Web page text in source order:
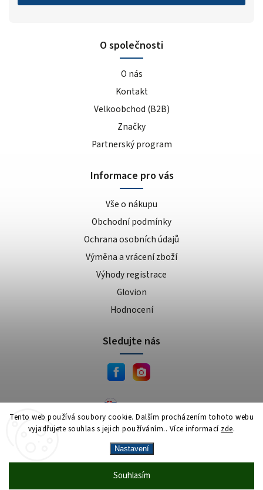
Tento web používá soubory cookie. Dalším procházením tohoto webu
vyjadřujete souhlas s jejich používáním.. Více informací zde.
Nastavení
Souhlasím
Vrácení zboží zdarma— celý srpen bez
O společnosti
O nás
Kontakt
Velkoobchod (B2B)
Značky
Partnerský program
Informace pro vás
Vše o nákupu
Obchodní podmínky
Ochrana osobních údajů
Výměna a vrácení zboží
Výhody registrace
Glovion
Hodnocení
Sledujte nás
JEMA.sk
Copyright 2026JEMA.cz. Všechna práva vyhrazena.
VytvořilShoptet| Design